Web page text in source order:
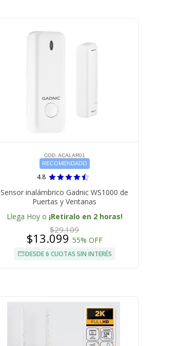
COD. ACALAR01
RECOMENDADO
4.8
Sensor inalámbrico Gadnic WS1000 de
Puertas y Ventanas
Llega Hoy o ¡Retiralo en 2 horas!
$29.109
$13.099 55% OFF
DESDE 6 CUOTAS SIN INTERÉS